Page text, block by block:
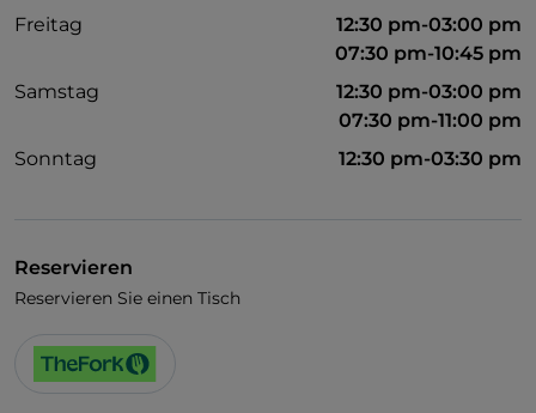
Freitag
12:30 pm-03:00 pm
07:30 pm-10:45 pm
Samstag
12:30 pm-03:00 pm
07:30 pm-11:00 pm
Sonntag
12:30 pm-03:30 pm
Reservieren
Reservieren Sie einen Tisch